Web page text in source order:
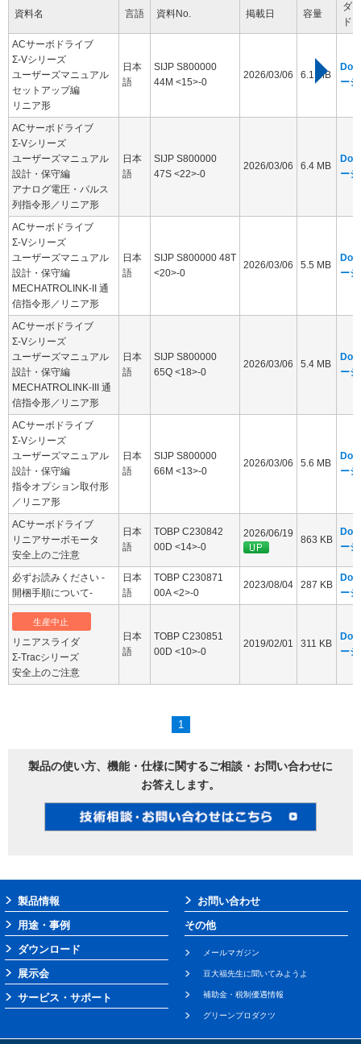
資料名 言語 資料No. 掲載日 容量
ダ
ド
ACサーボドライブ
Σ-Vシリーズ
ユーザーズマニュアル
セットアップ編
リニア形
日本
語
SIJP S800000
44M <15>-0
2026/03/06 6.1 MB
ージ
ACサーボドライブ
Σ-Vシリーズ
ユーザーズマニュアル
設計・保守編
アナログ電圧・パルス
列指令形／リニア形
日本
語
SIJP S800000
47S <22>-0
2026/03/06 6.4 MB
ージ
ACサーボドライブ
Σ-Vシリーズ
ユーザーズマニュアル
設計・保守編
MECHATROLINK-II 通
信指令形／リニア形
日本
語
SIJP S800000 48T
<20>-0
2026/03/06 5.5 MB
ージ
ACサーボドライブ
Σ-Vシリーズ
ユーザーズマニュアル
設計・保守編
MECHATROLINK-III 通
信指令形／リニア形
日本
語
SIJP S800000
65Q <18>-0
2026/03/06 5.4 MB
ージ
ACサーボドライブ
Σ-Vシリーズ
ユーザーズマニュアル
設計・保守編
指令オプション取付形
／リニア形
日本
語
SIJP S800000
66M <13>-0
2026/03/06 5.6 MB
ージ
ACサーボドライブ
リニアサーボモータ
安全上のご注意
日本
語
TOBP C230842
00D <14>-0
2026/06/19
863 KB
ージ
必ずお読みください -
開梱手順について-
日本
語
TOBP C230871
00A <2>-0
2023/08/04 287 KB
ージ
生産中止
リニアスライダ
Σ-Tracシリーズ
安全上のご注意
日本
語
TOBP C230851
00D <10>-0
2019/02/01 311 KB
ージ
1
製品の使い方、機能・仕様に関するご相談・お問い合わせに
お答えします。
製品情報
用途・事例
ダウンロード
展示会
サービス・サポート
お問い合わせ
その他
メールマガジン
豆大福先生に聞いてみようよ
補助金・税制優遇情報
グリーンプロダクツ